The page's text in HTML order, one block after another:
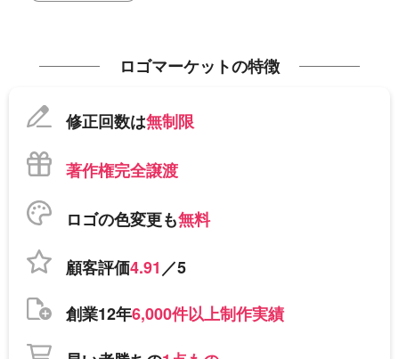
ロゴマーケットの特徴
修正回数は無制限
著作権完全譲渡
ロゴの色変更も無料
顧客評価4.91／5
創業12年6,000件以上制作実績